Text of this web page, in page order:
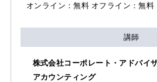
オンライン：無料 オフライン：無料
講師
株式会社コーポレート・アドバイ
アカウンティング